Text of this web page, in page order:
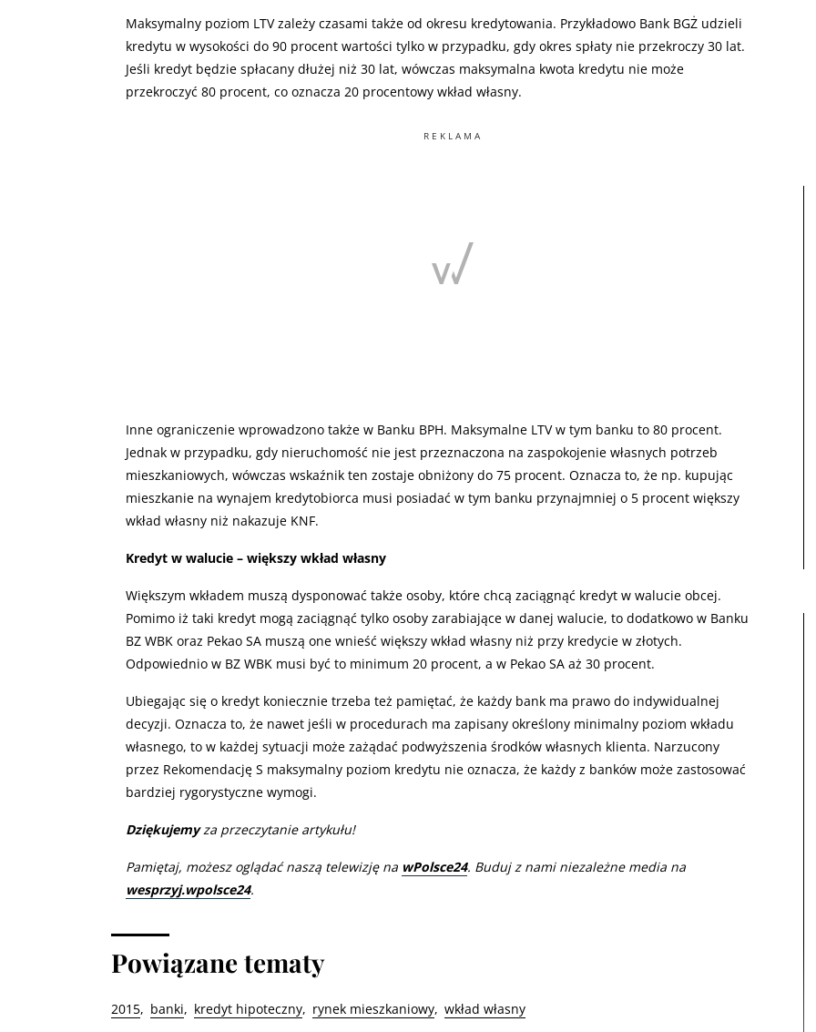
Maksymalny poziom LTV zależy czasami także od okresu kredytowania. Przykładowo Bank BGŻ udzieli
kredytu w wysokości do 90 procent wartości tylko w przypadku, gdy okres spłaty nie przekroczy 30 lat.
Jeśli kredyt będzie spłacany dłużej niż 30 lat, wówczas maksymalna kwota kredytu nie może
przekroczyć 80 procent, co oznacza 20 procentowy wkład własny.
REKLAMA
Inne ograniczenie wprowadzono także w Banku BPH. Maksymalne LTV w tym banku to 80 procent.
Jednak w przypadku, gdy nieruchomość nie jest przeznaczona na zaspokojenie własnych potrzeb
mieszkaniowych, wówczas wskaźnik ten zostaje obniżony do 75 procent. Oznacza to, że np. kupując
mieszkanie na wynajem kredytobiorca musi posiadać w tym banku przynajmniej o 5 procent większy
wkład własny niż nakazuje KNF.
Kredyt w walucie – większy wkład własny
Większym wkładem muszą dysponować także osoby, które chcą zaciągnąć kredyt w walucie obcej.
Pomimo iż taki kredyt mogą zaciągnąć tylko osoby zarabiające w danej walucie, to dodatkowo w Banku
BZ WBK oraz Pekao SA muszą one wnieść większy wkład własny niż przy kredycie w złotych.
Odpowiednio w BZ WBK musi być to minimum 20 procent, a w Pekao SA aż 30 procent.
Ubiegając się o kredyt koniecznie trzeba też pamiętać, że każdy bank ma prawo do indywidualnej
decyzji. Oznacza to, że nawet jeśli w procedurach ma zapisany określony minimalny poziom wkładu
własnego, to w każdej sytuacji może zażądać podwyższenia środków własnych klienta. Narzucony
przez Rekomendację S maksymalny poziom kredytu nie oznacza, że każdy z banków może zastosować
bardziej rygorystyczne wymogi.
Dziękujemyza przeczytanie artykułu!
Pamiętaj, możesz oglądać naszą telewizję na wPolsce24. Buduj z nami niezależne media na
wesprzyj.wpolsce24.
Powiązane tematy
2015 banki kredyt hipoteczny rynek mieszkaniowy wkład własny